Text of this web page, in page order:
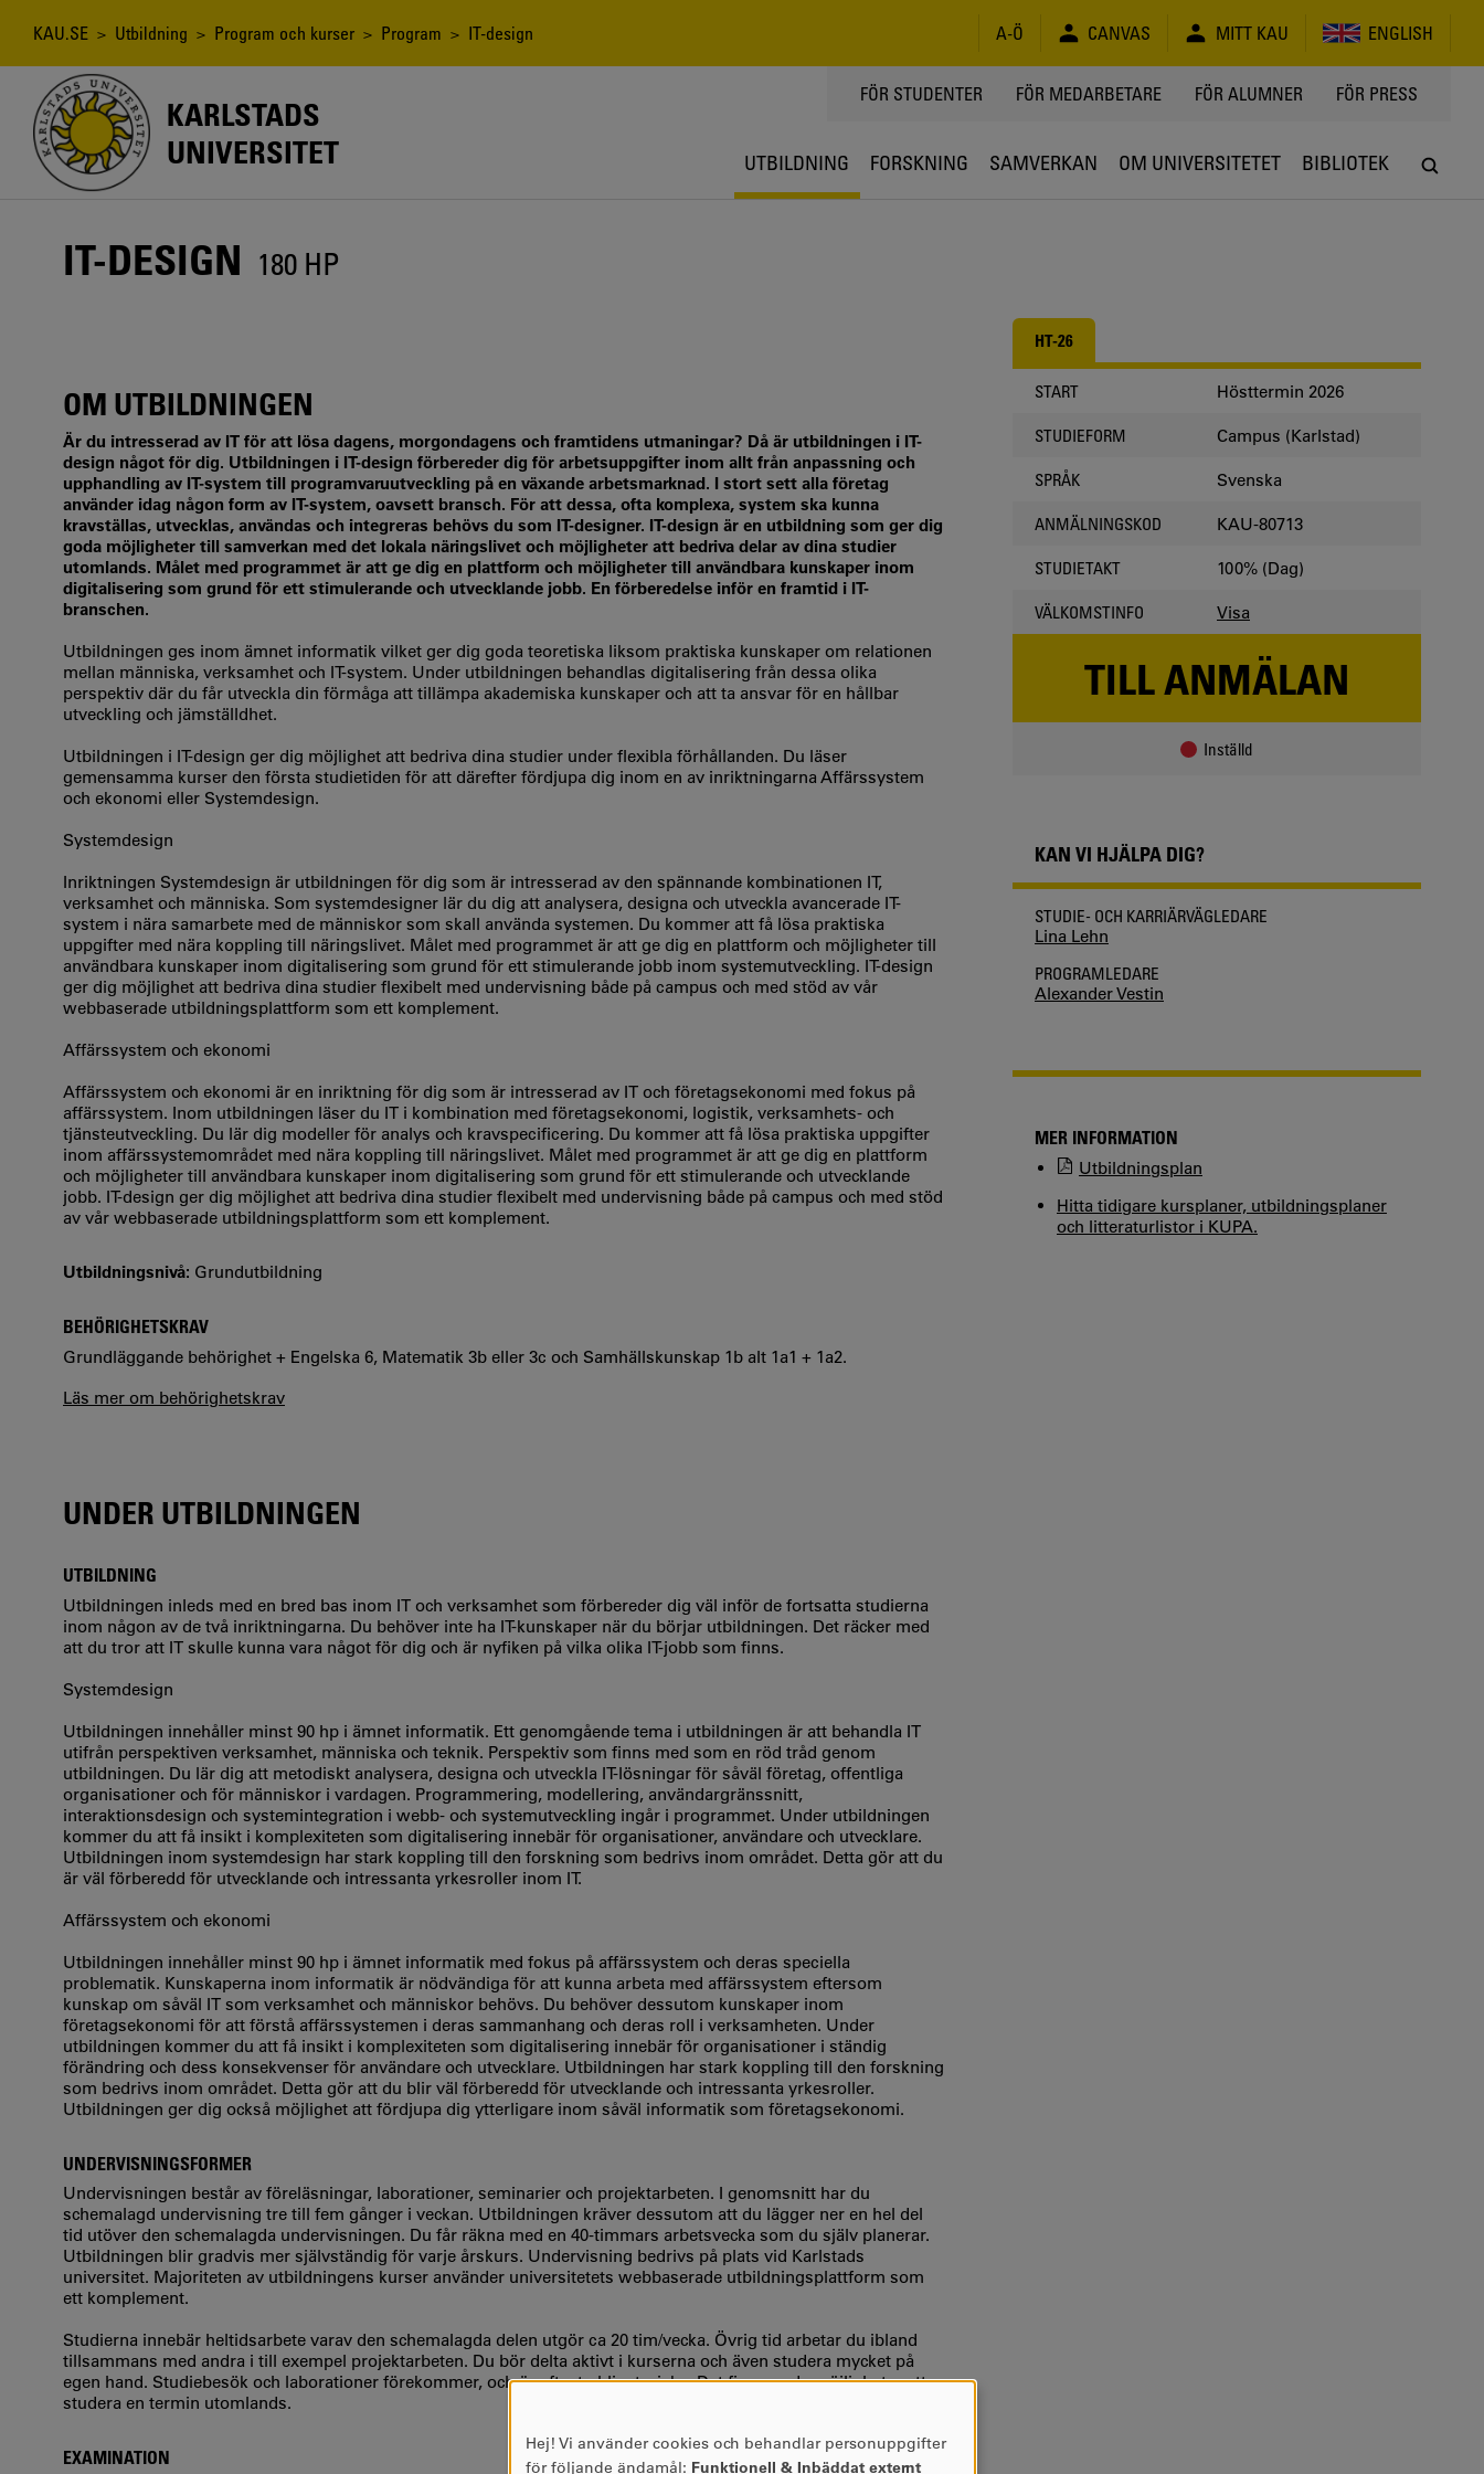
Länkstig
KAU.SE > Utbildning > Program och kurser > Program > IT-design A-Ö CANVAS MITT KAU ENGLISH
KARLSTADS
UNIVERSITET
TOPPMENY
FÖR STUDENTER FÖR MEDARBETARE FÖR ALUMNER FÖR PRESS
UTBILDNING FORSKNING SAMVERKAN OM UNIVERSITETET BIBLIOTEK
IT-DESIGN 180 HP
OM UTBILDNINGEN
Är du intresserad av IT för att lösa dagens, morgondagens och framtidens utmaningar? Då är utbildningen i IT-
design något för dig. Utbildningen i IT-design förbereder dig för arbetsuppgifter inom allt från anpassning och
upphandling av IT-system till programvaruutveckling på en växande arbetsmarknad. I stort sett alla företag
använder idag någon form av IT-system, oavsett bransch. För att dessa, ofta komplexa, system ska kunna
kravställas, utvecklas, användas och integreras behövs du som IT-designer. IT-design är en utbildning som ger dig
goda möjligheter till samverkan med det lokala näringslivet och möjligheter att bedriva delar av dina studier
utomlands. Målet med programmet är att ge dig en plattform och möjligheter till användbara kunskaper inom
digitalisering som grund för ett stimulerande och utvecklande jobb. En förberedelse inför en framtid i IT-
branschen.
Utbildningen ges inom ämnet informatik vilket ger dig goda teoretiska liksom praktiska kunskaper om relationen
mellan människa, verksamhet och IT-system. Under utbildningen behandlas digitalisering från dessa olika
perspektiv där du får utveckla din förmåga att tillämpa akademiska kunskaper och att ta ansvar för en hållbar
utveckling och jämställdhet.
Utbildningen i IT-design ger dig möjlighet att bedriva dina studier under flexibla förhållanden. Du läser
gemensamma kurser den första studietiden för att därefter fördjupa dig inom en av inriktningarna Affärssystem
och ekonomi eller Systemdesign.
Systemdesign
Inriktningen Systemdesign är utbildningen för dig som är intresserad av den spännande kombinationen IT,
verksamhet och människa. Som systemdesigner lär du dig att analysera, designa och utveckla avancerade IT-
system i nära samarbete med de människor som skall använda systemen. Du kommer att få lösa praktiska
uppgifter med nära koppling till näringslivet. Målet med programmet är att ge dig en plattform och möjligheter till
användbara kunskaper inom digitalisering som grund för ett stimulerande jobb inom systemutveckling. IT-design
ger dig möjlighet att bedriva dina studier flexibelt med undervisning både på campus och med stöd av vår
webbaserade utbildningsplattform som ett komplement.
Affärssystem och ekonomi
Affärssystem och ekonomi är en inriktning för dig som är intresserad av IT och företagsekonomi med fokus på
affärssystem. Inom utbildningen läser du IT i kombination med företagsekonomi, logistik, verksamhets- och
tjänsteutveckling. Du lär dig modeller för analys och kravspecificering. Du kommer att få lösa praktiska uppgifter
inom affärssystemområdet med nära koppling till näringslivet. Målet med programmet är att ge dig en plattform
och möjligheter till användbara kunskaper inom digitalisering som grund för ett stimulerande och utvecklande
jobb. IT-design ger dig möjlighet att bedriva dina studier flexibelt med undervisning både på campus och med stöd
av vår webbaserade utbildningsplattform som ett komplement.
Utbildningsnivå: Grundutbildning
BEHÖRIGHETSKRAV
Grundläggande behörighet + Engelska 6, Matematik 3b eller 3c och Samhällskunskap 1b alt 1a1 + 1a2.
Läs mer om behörighetskrav
UNDER UTBILDNINGEN
UTBILDNING
Utbildningen inleds med en bred bas inom IT och verksamhet som förbereder dig väl inför de fortsatta studierna
inom någon av de två inriktningarna. Du behöver inte ha IT-kunskaper när du börjar utbildningen. Det räcker med
att du tror att IT skulle kunna vara något för dig och är nyfiken på vilka olika IT-jobb som finns.
Systemdesign
Utbildningen innehåller minst 90 hp i ämnet informatik. Ett genomgående tema i utbildningen är att behandla IT
utifrån perspektiven verksamhet, människa och teknik. Perspektiv som finns med som en röd tråd genom
utbildningen. Du lär dig att metodiskt analysera, designa och utveckla IT-lösningar för såväl företag, offentliga
organisationer och för människor i vardagen. Programmering, modellering, användargränssnitt,
interaktionsdesign och systemintegration i webb- och systemutveckling ingår i programmet. Under utbildningen
kommer du att få insikt i komplexiteten som digitalisering innebär för organisationer, användare och utvecklare.
Utbildningen inom systemdesign har stark koppling till den forskning som bedrivs inom området. Detta gör att du
är väl förberedd för utvecklande och intressanta yrkesroller inom IT.
Affärssystem och ekonomi
Utbildningen innehåller minst 90 hp i ämnet informatik med fokus på affärssystem och deras speciella
problematik. Kunskaperna inom informatik är nödvändiga för att kunna arbeta med affärssystem eftersom
kunskap om såväl IT som verksamhet och människor behövs. Du behöver dessutom kunskaper inom
företagsekonomi för att förstå affärssystemen i deras sammanhang och deras roll i verksamheten. Under
utbildningen kommer du att få insikt i komplexiteten som digitalisering innebär för organisationer i ständig
förändring och dess konsekvenser för användare och utvecklare. Utbildningen har stark koppling till den forskning
som bedrivs inom området. Detta gör att du blir väl förberedd för utvecklande och intressanta yrkesroller.
Utbildningen ger dig också möjlighet att fördjupa dig ytterligare inom såväl informatik som företagsekonomi.
UNDERVISNINGSFORMER
Undervisningen består av föreläsningar, laborationer, seminarier och projektarbeten. I genomsnitt har du
schemalagd undervisning tre till fem gånger i veckan. Utbildningen kräver dessutom att du lägger ner en hel del
tid utöver den schemalagda undervisningen. Du får räkna med en 40-timmars arbetsvecka som du själv planerar.
Utbildningen blir gradvis mer självständig för varje årskurs. Undervisning bedrivs på plats vid Karlstads
universitet. Majoriteten av utbildningens kurser använder universitetets webbaserade utbildningsplattform som
ett komplement.
Studierna innebär heltidsarbete varav den schemalagda delen utgör ca 20 tim/vecka. Övrig tid arbetar du ibland
tillsammans med andra i till exempel projektarbeten. Du bör delta aktivt i kurserna och även studera mycket på
egen hand. Studiebesök och laborationer förekommer, och är oftast obligatoriska. Det finns goda möjligheter att
studera en termin utomlands.
EXAMINATION
HT-26
START Hösttermin 2026
STUDIEFORM Campus (Karlstad)
SPRÅK Svenska
ANMÄLNINGSKOD KAU-80713
STUDIETAKT 100% (Dag)
VÄLKOMSTINFO Visa
TILL ANMÄLAN
Inställd
KAN VI HJÄLPA DIG?
STUDIE- OCH KARRIÄRVÄGLEDARE
Lina Lehn
PROGRAMLEDARE
Alexander Vestin
MER INFORMATION
Utbildningsplan
Hitta tidigare kursplaner, utbildningsplaner
och litteraturlistor i KUPA.
ANVÄNDNING
Hej! Vi använder cookies och behandlar personuppgifter
för följande ändamål: Funktionell & Inbäddat externt